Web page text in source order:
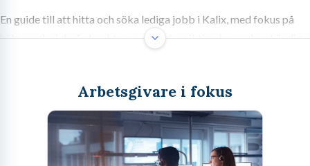
En guide till att hitta och söka lediga jobb i Kalix, med fokus på
hälso- och sjukvårdssektorn och andra viktiga branscher. Lär dig
Välkommen till Kalix: Din nästa
Arbetsgivare i fokus